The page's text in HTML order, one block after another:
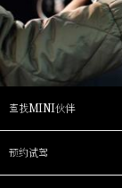
查找MINI伙伴
预约试驾